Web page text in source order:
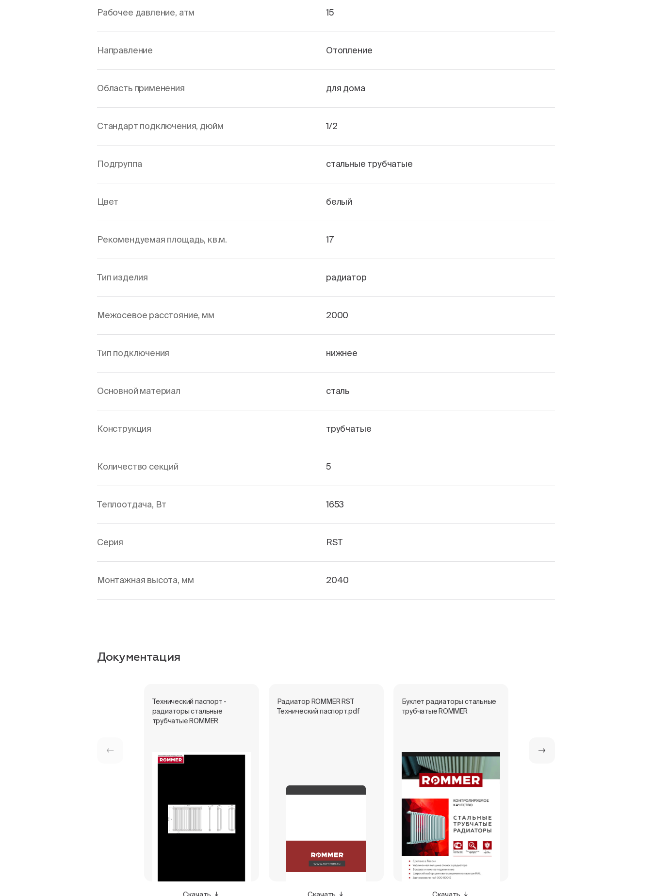
Рабочее давление, атм 15
Направление Отопление
Область применения для дома
Стандарт подключения, дюйм 1/2
Подгруппа стальные трубчатые
Цвет белый
Рекомендуемая площадь, кв.м. 17
Тип изделия радиатор
Межосевое расстояние, мм 2000
Тип подключения нижнее
Основной материал сталь
Конструкция трубчатые
Количество секций 5
Теплоотдача, Вт 1653
Серия RST
Монтажная высота, мм 2040
Документация
Технический паспорт -
радиаторы стальные
трубчатые ROMMER
Радиатор ROMMER RST
Технический паспорт.pdf
Буклет радиаторы стальные
трубчатые ROMMER